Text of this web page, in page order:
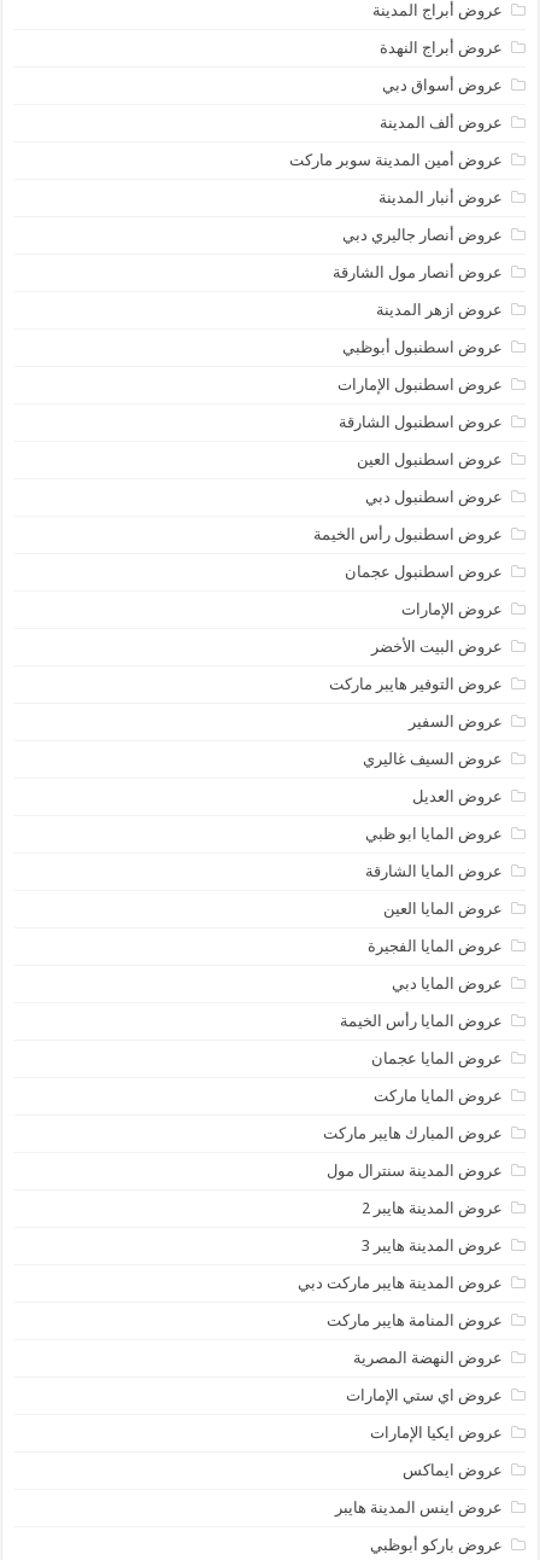
عروض أبراج المدينة
عروض أبراج النهدة
عروض أسواق دبي
عروض ألف المدينة
عروض أمين المدينة سوبر ماركت
عروض أنبار المدينة
عروض أنصار جاليري دبي
عروض أنصار مول الشارقة
عروض ازهر المدينة
عروض اسطنبول أبوظبي
عروض اسطنبول الإمارات
عروض اسطنبول الشارقة
عروض اسطنبول العين
عروض اسطنبول دبي
عروض اسطنبول رأس الخيمة
عروض اسطنبول عجمان
عروض الإمارات
عروض البيت الأخضر
عروض التوفير هايبر ماركت
عروض السفير
عروض السيف غاليري
عروض العديل
عروض المايا ابو ظبي
عروض المايا الشارقة
عروض المايا العين
عروض المايا الفجيرة
عروض المايا دبي
عروض المايا رأس الخيمة
عروض المايا عجمان
عروض المايا ماركت
عروض المبارك هايبر ماركت
عروض المدينة سنترال مول
عروض المدينة هايبر 2
عروض المدينة هايبر 3
عروض المدينة هايبر ماركت دبي
عروض المنامة هايبر ماركت
عروض النهضة المصرية
عروض اي ستي الإمارات
عروض ايكيا الإمارات
عروض ايماكس
عروض اينس المدينة هايبر
عروض باركو أبوظبي